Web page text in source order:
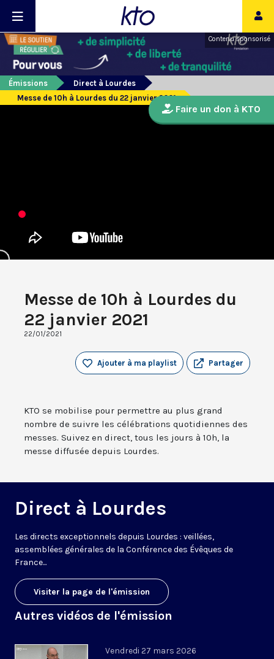
Contenu sponsorisé
Émissions
Direct à Lourdes
Messe de 10h à Lourdes du 22 janvier 2021
Messe de 10h à Lourdes du
22 janvier 2021
22/01/2021
Partager
Ajouter à ma playlist
KTO se mobilise pour permettre au plus grand
nombre de suivre les célébrations quotidiennes des
messes. Suivez en direct, tous les jours à 10h, la
messe diffusée depuis Lourdes.
Direct à Lourdes
Les directs exceptionnels depuis Lourdes : veillées,
assemblées générales de la Conférence des Évêques de
France...
Visiter la page de l'émission
Autres vidéos de l'émission
Vendredi 27 mars 2026
Faire un don à KTO